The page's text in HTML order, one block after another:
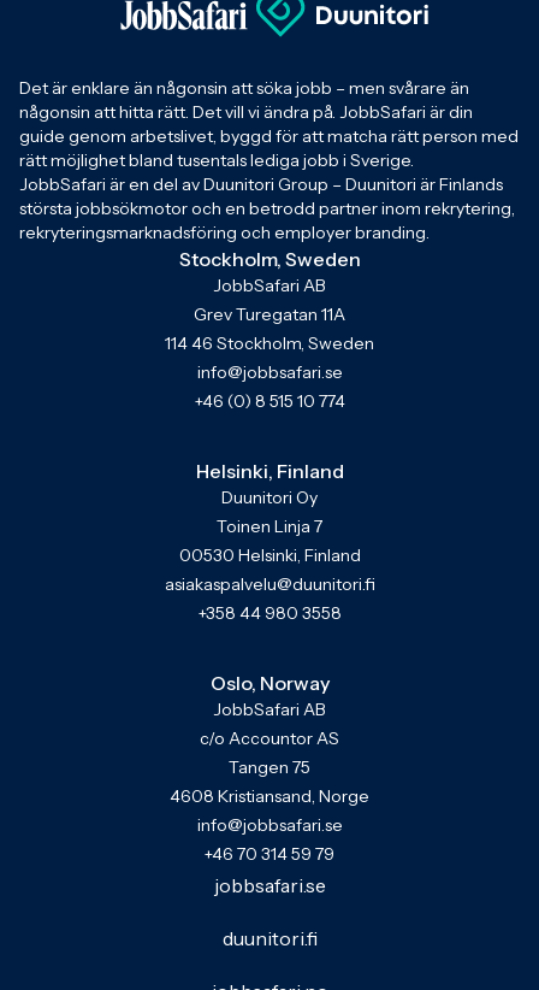
Det är enklare än någonsin att söka jobb – men svårare än
någonsin att hitta rätt. Det vill vi ändra på. JobbSafari är din
guide genom arbetslivet, byggd för att matcha rätt person med
rätt möjlighet bland tusentals lediga jobb i Sverige.
JobbSafari är en del av Duunitori Group – Duunitori är Finlands
största jobbsökmotor och en betrodd partner inom rekrytering,
rekryteringsmarknadsföring och employer branding.
Stockholm, Sweden
JobbSafari AB
Grev Turegatan 11A
114 46 Stockholm, Sweden
info@jobbsafari.se
+46 (0) 8 515 10 774
Helsinki, Finland
Duunitori Oy
Toinen Linja 7
00530 Helsinki, Finland
asiakaspalvelu@duunitori.fi
+358 44 980 3558
Oslo, Norway
JobbSafari AB
c/o Accountor AS
Tangen 75
4608 Kristiansand, Norge
info@jobbsafari.se
+46 70 314 59 79
jobbsafari.se
duunitori.fi